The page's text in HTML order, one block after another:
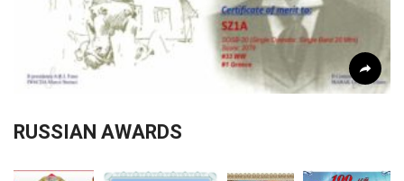
RUSSIAN AWARDS